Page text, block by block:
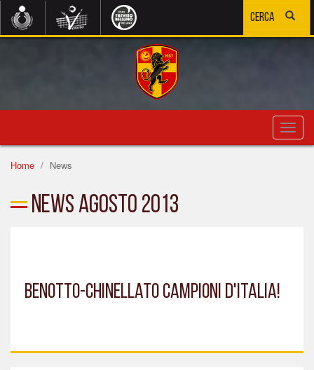
Home
News
News Agosto 2013
Benotto-Chinellato campioni d'Italia!